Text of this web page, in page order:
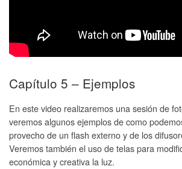
Capítulo 5 – Ejemplos
En este video realizaremos una sesión de
veremos algunos ejemplos de como
provecho de un flash externo y de los
Veremos también el uso de telas para
económica y creativa la luz.